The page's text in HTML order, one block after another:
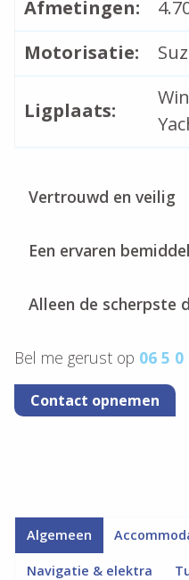
Afmetingen:
Motorisatie:
Ligplaats:
Vertrouwd en veilig
Een ervaren
Alleen de scherpste
Bel me gerust op 06 5 0
Contact opnemen
Algemeen
Navigatie & elektra